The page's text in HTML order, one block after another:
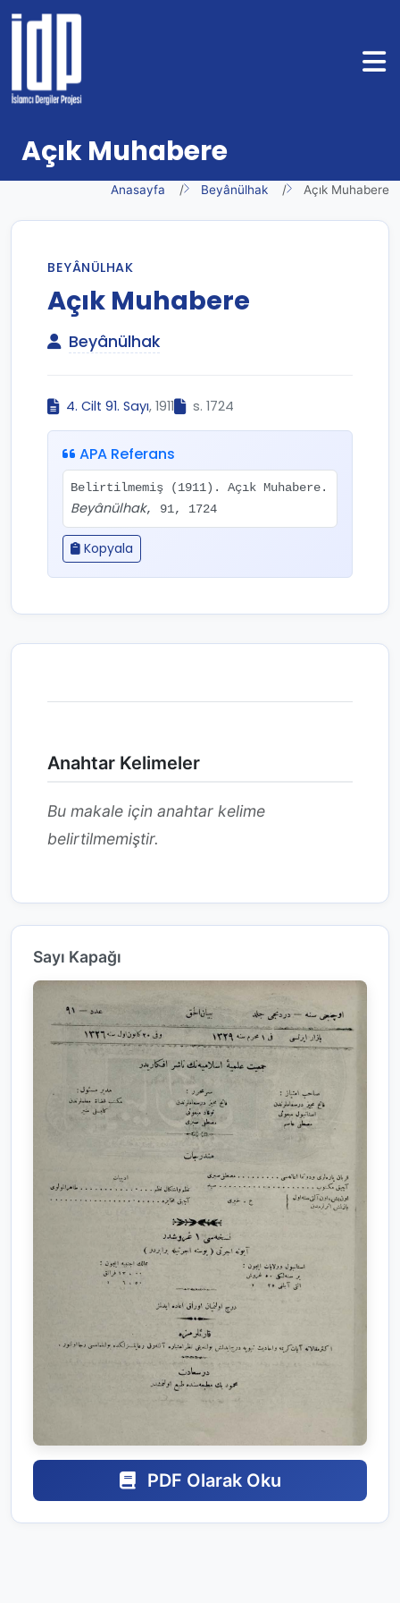
Açık Muhabere
Anasayfa Beyânülhak Açık Muhabere
BEYÂNÜLHAK
Açık Muhabere
Beyânülhak
4. Cilt 91. Sayı, 1911 s. 1724
APA Referans
Belirtilmemiş (1911). Açık Muhabere.
Beyânülhak, 91, 1724
Kopyala
Anahtar Kelimeler
Bu makale için anahtar kelime
belirtilmemiştir.
Sayı Kapağı
PDF Olarak Oku